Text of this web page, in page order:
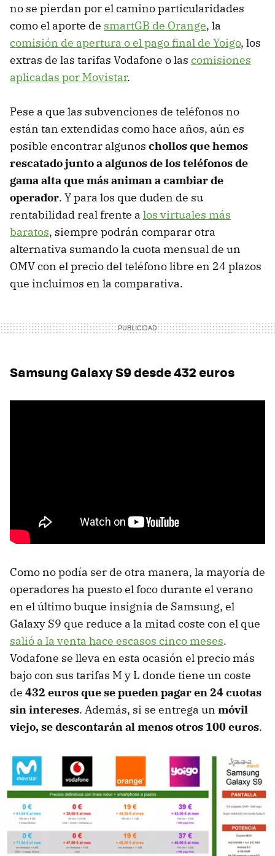
no se pierdan por el camino particularidades
como el aporte de smartGB de Orange, la
comisión de apertura o el pago final de Yoigo, los
extras de las tarifas Vodafone o las comisiones
aplicadas por Movistar.
Pese a que las subvenciones de teléfonos no
están tan extendidas como hace años, aún es
posible encontrar algunos chollos que hemos
rescatado junto a algunos de los teléfonos de
gama alta que más animan a cambiar de
operador. Y para los que duden de su
rentabilidad real frente a los virtuales más
baratos, siempre podrán comparar otra
alternativa sumando la cuota mensual de un
OMV con el precio del teléfono libre en 24 plazos
que incluimos en la comparativa.
Samsung Galaxy S9 desde 432 euros
Como no podía ser de otra manera, la mayoría de
operadores ha puesto el foco durante el verano
en el último buque insignia de Samsung, el
Galaxy S9 que reduce a la mitad coste con el que
salió a la venta hace escasos cinco meses.
Vodafone se lleva en esta ocasión el precio más
bajo con sus tarifas M y L donde tiene un coste
de 432 euros que se pueden pagar en 24 cuotas
sin intereses. Además, si se entrega un móvil
viejo, se descontarán al menos otros 100 euros.